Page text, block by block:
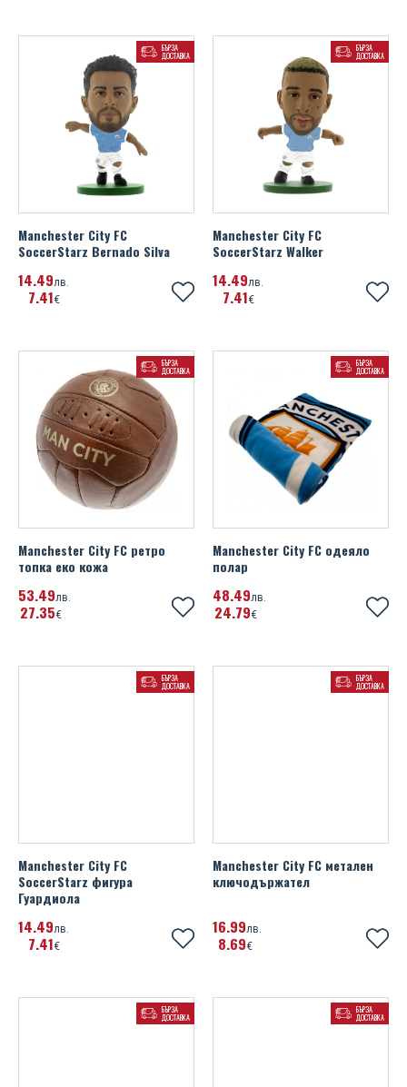
БЪРЗА
ДОСТАВКА
Manchester City FC
SoccerStarz Bernado Silva
14 49лв.
7 41€
БЪРЗА
ДОСТАВКА
Manchester City FC
SoccerStarz Walker
14 49лв.
7 41€
БЪРЗА
ДОСТАВКА
Manchester City FC ретро
топка еко кожа
53 49лв.
27 35€
БЪРЗА
ДОСТАВКА
Manchester City FC одеяло
полар
48 49лв.
24 79€
БЪРЗА
ДОСТАВКА
Manchester City FC
SoccerStarz фигура
Гуардиола
14 49лв.
7 41€
БЪРЗА
ДОСТАВКА
Manchester City FC метален
ключодържател
16 99лв.
8 69€
БЪРЗА
ДОСТАВКА
БЪРЗА
ДОСТАВКА